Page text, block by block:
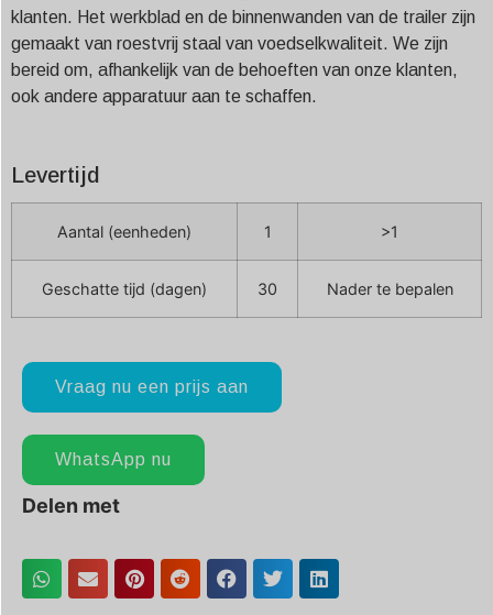
klanten. Het werkblad en de binnenwanden van de trailer zijn
gemaakt van roestvrij staal van voedselkwaliteit. We zijn
bereid om, afhankelijk van de behoeften van onze klanten,
ook andere apparatuur aan te schaffen.
Levertijd
Aantal (eenheden) 1 >1
Geschatte tijd (dagen) 30 Nader te bepalen
Vraag nu een prijs aan
WhatsApp nu
Delen met